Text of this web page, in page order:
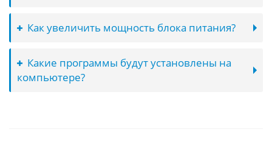
Как увеличить мощность блока питания?
Какие программы будут установлены на
компьютере?